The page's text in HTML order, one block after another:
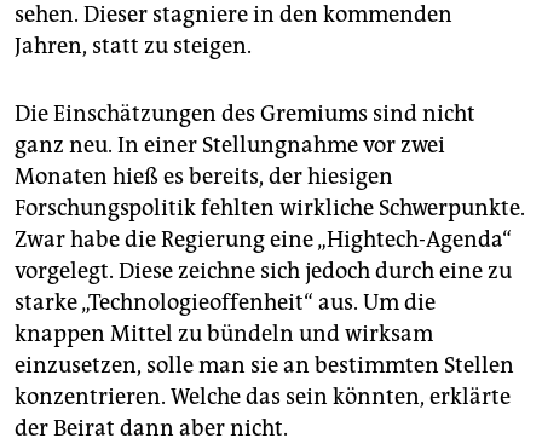
sehen. Dieser stagniere in den kommenden
Jahren, statt zu steigen.
Die Einschätzungen des Gremiums sind nicht
ganz neu. In einer Stellungnahme vor zwei
Monaten hieß es bereits, der hiesigen
Forschungspolitik fehlten wirkliche Schwerpunkte.
Zwar habe die Regierung eine „Hightech-Agenda“
vorgelegt. Diese zeichne sich jedoch durch eine zu
starke „Technologieoffenheit“ aus. Um die
knappen Mittel zu bündeln und wirksam
einzusetzen, solle man sie an bestimmten Stellen
konzentrieren. Welche das sein könnten, erklärte
der Beirat dann aber nicht.